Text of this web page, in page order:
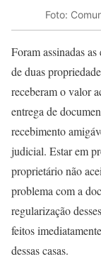
Foto:
Foram assinadas
de duas
receberam o valor
entrega de
recebimento
judicial. Estar em
proprietário não
problema com a
regularização
feitos
dessas casas.